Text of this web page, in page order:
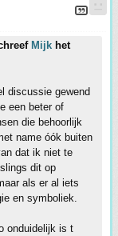
Mijk het
discussie gewend
een beter of
die behoorlijk
name óók buiten
dat ik niet te
dit op
als er al iets
en symboliek.
onduidelijk is t